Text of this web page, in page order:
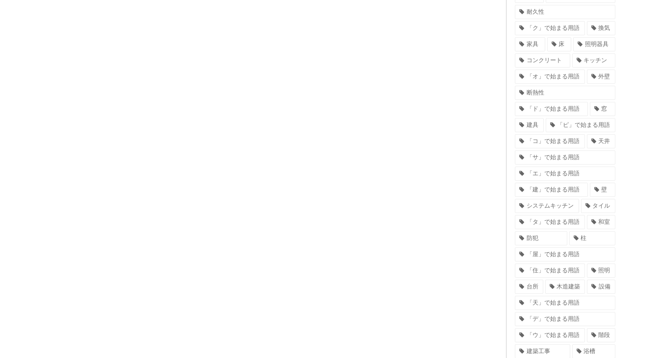
耐久性
「ク」で始まる用語 換気
家具 床 照明器具
コンクリート キッチン
「オ」で始まる用語 外壁
断熱性
「ド」で始まる用語 窓
建具 「ピ」で始まる用語
「コ」で始まる用語 天井
「サ」で始まる用語
「エ」で始まる用語
「建」で始まる用語 壁
システムキッチン タイル
「タ」で始まる用語 和室
防犯 柱
「屋」で始まる用語
「住」で始まる用語 照明
台所 木造建築 設備
「天」で始まる用語
「デ」で始まる用語
「ウ」で始まる用語 階段
建築工事 浴槽